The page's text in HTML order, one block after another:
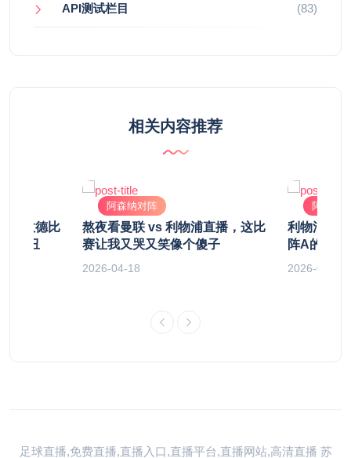
API测试栏目 (83)
相关内容推荐
伦敦德比
是丑
阿森纳对阵
熬夜看曼联 vs 利物浦直播，这比
赛让我又哭又笑像个傻子
2026-04-18
阿森纳
利物浦比
阵A的战术
2026-04-29
足球直播,免费直播,直播入口,直播平台,直播网站,高清直播 苏